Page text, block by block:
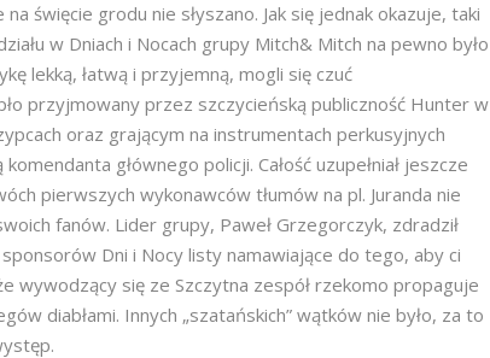
święcie grodu nie słyszano. Jak się jednak okazuje, taki
w Dniach i Nocach grupy Mitch& Mitch na pewno było
lekką, łatwą i przyjemną, mogli się czuć
przyjmowany przez szczycieńską publiczność Hunter w
oraz grającym na instrumentach perkusyjnych
głównego policji. Całość uzupełniał jeszcze
pierwszych wykonawców tłumów na pl. Juranda nie
fanów. Lider grupy, Paweł Grzegorczyk, zdradził
Dni i Nocy listy namawiające do tego, aby ci
wywodzący się ze Szczytna zespół rzekomo propaguje
diabłami. Innych „szatańskich” wątków nie było, za to